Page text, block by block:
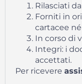
Rilasciati
Forniti in
cartacee
In corso di
Integri: i
accettati.
Per ricevere